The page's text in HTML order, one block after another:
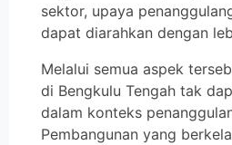
sektor, upaya
dapat diarahkan dengan
Melalui semua aspek
di Bengkulu Tengah tak
dalam konteks
Pembangunan yang